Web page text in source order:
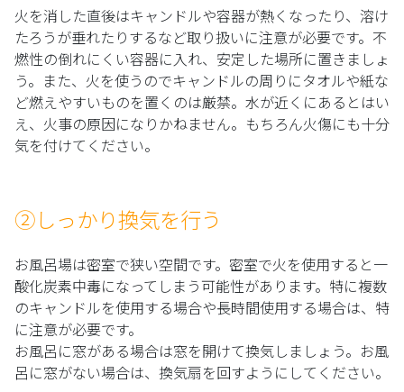
火を消した直後はキャンドルや容器が熱くなったり、溶け
たろうが垂れたりするなど取り扱いに注意が必要です。不
燃性の倒れにくい容器に入れ、安定した場所に置きましょ
う。また、火を使うのでキャンドルの周りにタオルや紙な
ど燃えやすいものを置くのは厳禁。水が近くにあるとはい
え、火事の原因になりかねません。もちろん火傷にも十分
気を付けてください。
②しっかり換気を行う
お風呂場は密室で狭い空間です。密室で火を使用すると一
酸化炭素中毒になってしまう可能性があります。特に複数
のキャンドルを使用する場合や長時間使用する場合は、特
に注意が必要です。
お風呂に窓がある場合は窓を開けて換気しましょう。お風
呂に窓がない場合は、換気扇を回すようにしてください。